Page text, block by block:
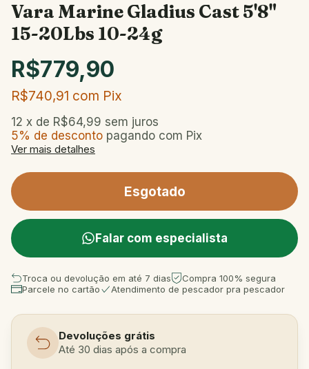
Vara Marine Gladius Cast 5'8"
15-20Lbs 10-24g
R$779,90
R$740,91 com Pix
12 x de R$64,99 sem juros
5% de desconto pagando com Pix
Ver mais detalhes
Falar com especialista
Troca ou devolução em até 7 dias
Compra 100% segura
Parcele no cartão
Atendimento de pescador pra pescador
Devoluções grátis
Até 30 dias após a compra